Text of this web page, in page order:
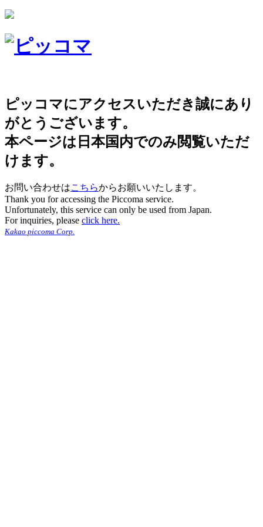
ピッコマにアクセスいただき誠にあり
がとうございます。
本ページは日本国内でのみ閲覧いただ
けます。
お問い合わせはこちらからお願いいたします。
Thank you for accessing the Piccoma service.
Unfortunately, this service can only be used from Japan.
For inquiries, please click here.
Kakao piccoma Corp.